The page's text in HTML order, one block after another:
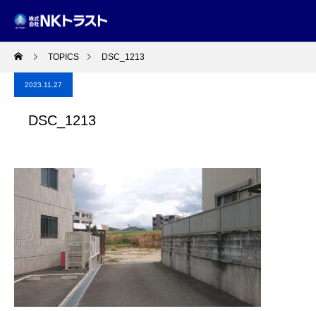
TOPICS DSC_1213
2023.11.27
DSC_1213